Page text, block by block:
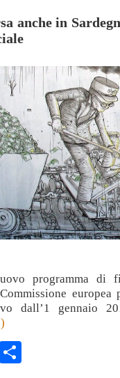
anche in
programma di
dall’1 gennaio
WhatsApp